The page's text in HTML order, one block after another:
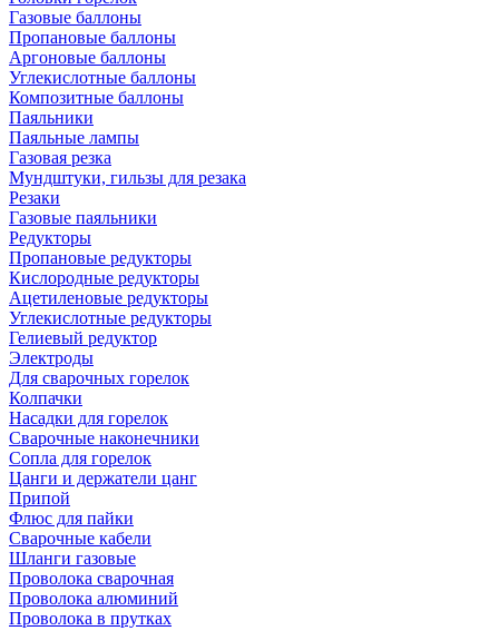
Газовые баллоны
Пропановые баллоны
Аргоновые баллоны
Углекислотные баллоны
Композитные баллоны
Паяльники
Паяльные лампы
Газовая резка
Мундштуки, гильзы для резака
Резаки
Газовые паяльники
Редукторы
Пропановые редукторы
Кислородные редукторы
Ацетиленовые редукторы
Углекислотные редукторы
Гелиевый редуктор
Электроды
Для сварочных горелок
Колпачки
Насадки для горелок
Сварочные наконечники
Сопла для горелок
Цанги и держатели цанг
Припой
Флюс для пайки
Сварочные кабели
Шланги газовые
Проволока сварочная
Проволока алюминий
Проволока в прутках